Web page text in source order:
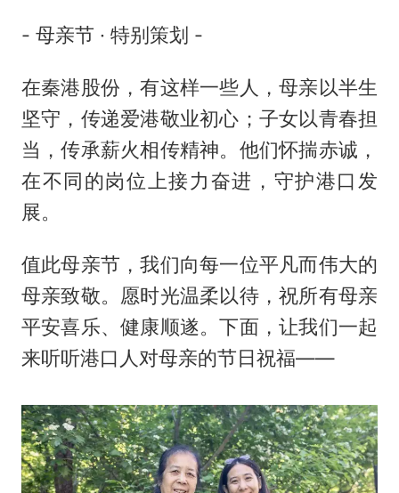
- 母亲节 · 特别策划 -
在秦港股份，有这样一些人，母亲以半生
坚守，传递爱港敬业初心；子女以青春担
当，传承薪火相传精神。他们怀揣赤诚，
在不同的岗位上接力奋进，守护港口发
展。
值此母亲节，我们向每一位平凡而伟大的
母亲致敬。愿时光温柔以待，祝所有母亲
平安喜乐、健康顺遂。下面，让我们一起
来听听港口人对母亲的节日祝福——